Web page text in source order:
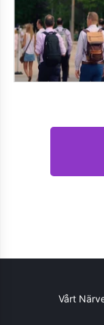
Vårt